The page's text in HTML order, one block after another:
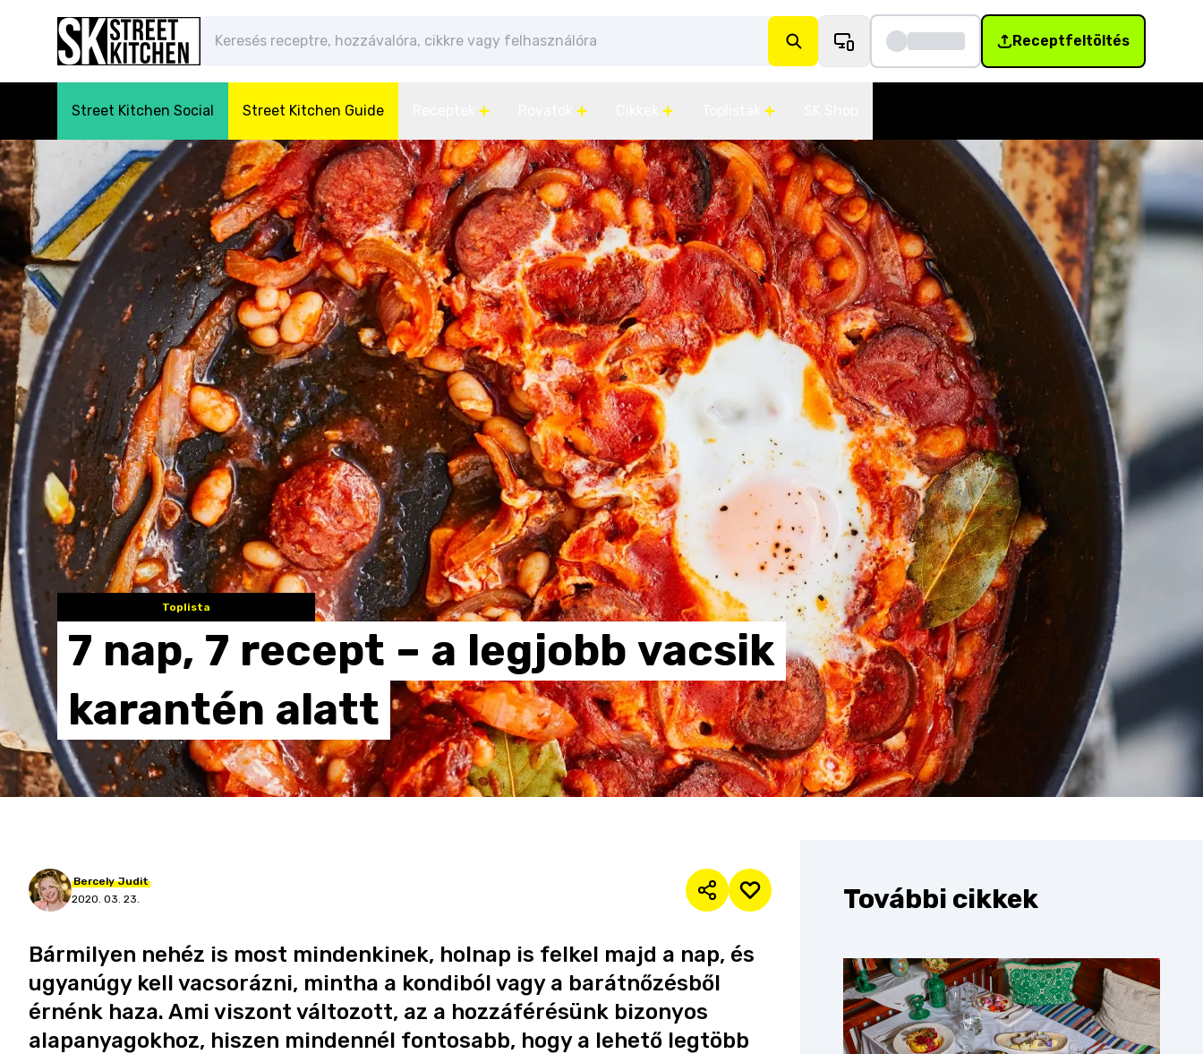
Receptfeltöltés
Street Kitchen Social Street Kitchen Guide
Toplista
7 nap, 7 recept – a legjobb vacsik
karantén alatt
Bercely Judit
2020. 03. 23.
Bármilyen nehéz is most mindenkinek, holnap is felkel majd a nap, és
ugyanúgy kell vacsorázni, mintha a kondiból vagy a barátnőzésből
érnénk haza. Ami viszont változott, az a hozzáférésünk bizonyos
alapanyagokhoz, hiszen mindennél fontosabb, hogy a lehető legtöbb
További cikkek